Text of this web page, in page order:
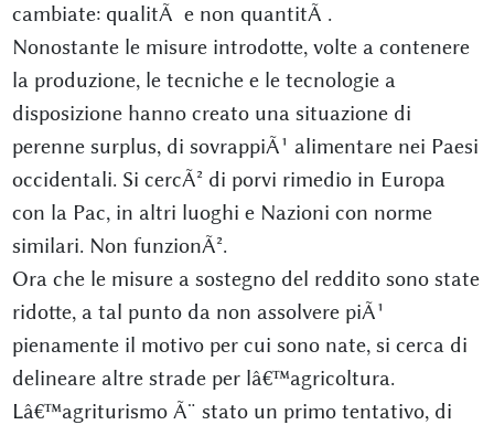
cambiate: qualitÃ e non quantitÃ .
Nonostante le misure introdotte, volte a contenere
la produzione, le tecniche e le tecnologie a
disposizione hanno creato una situazione di
perenne surplus, di sovrappiÃ¹ alimentare nei Paesi
occidentali. Si cercÃ² di porvi rimedio in Europa
con la Pac, in altri luoghi e Nazioni con norme
similari. Non funzionÃ².
Ora che le misure a sostegno del reddito sono state
ridotte, a tal punto da non assolvere piÃ¹
pienamente il motivo per cui sono nate, si cerca di
delineare altre strade per lâ€™agricoltura.
Lâ€™agriturismo Ã¨ stato un primo tentativo, di